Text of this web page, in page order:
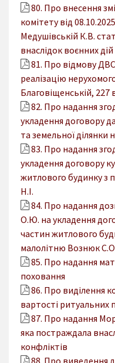
80. Про внесення
комітету від
Медушівській К.В.
внаслідок воєнних
81. Про відмову
реалізацію
Благовіщенській,
82. Про надання
укладення договору
та земельної ділянки
83. Про надання
укладення договору
житлового будинку з
Н.І.
84. Про надання
О.Ю. на укладення
частин житлового
малолітню Вознюк С.О,
85. Про надання
поховання
86. Про виділення
вартості ритуальних
87. Про надання
яка постраждала
конфліктів
88. Про виведення